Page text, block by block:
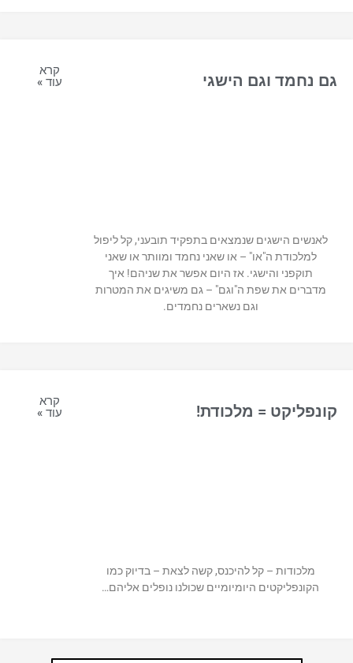
גם נחמד וגם הישגי
לאנשים הישגים שנמצאים בתפקיד תובעני, קל ליפול
למלכודת ה"או" – או שאני נחמד ומוותר או שאני
תוקפני והישגי. אז היום אפשר את שניהם! איך
מדברים את שפת ה"וגם" – גם משיגים את המטרות
וגם נשארים נחמדים.
קרא
עוד »
קונפליקט = מלכודת!
מלכודות – קל להיכנס, קשה לצאת – בדיוק כמו
הקונפליקטים היומיומיים שכולנו נופלים אליהם…
קרא
עוד »